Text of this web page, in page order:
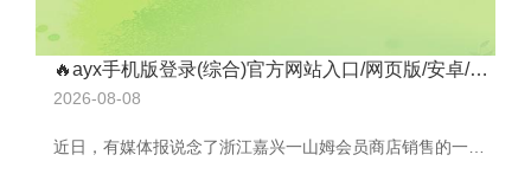
🔥ayx手机版登录(综合)官方网站入口/网页版/安卓/电脑版况且配料表也存在加贴举止-🔥ayx手机版登录(综合)官方网站入口/网页版/安卓/电脑版
2026-08-08
近日，有媒体报说念了浙江嘉兴一山姆会员商店销售的一款名为“蟹四宝蟹黄面”的商品存在表里三重包装标签不一致的情况，况且配料表也存在加贴举止，报说念引起了市民的凡俗温雅和商榷，商场监管部门也介入拜谒。 当事东说念主潘先生暗示，他从山姆超市买回“蟹四宝蟹黄面”，发现外包装和内包装上写的是“手工干碱面”，里面装面条的小包装上写的是“非遗手工日晒面（生干面）”，配料表上又没写含食用碱。“我还发现最外层纸壳包装上的配料表标签是自后加贴的，撕开这张加贴的标签后，原标签食物称呼是“手工干碱面（生干面）。” 二